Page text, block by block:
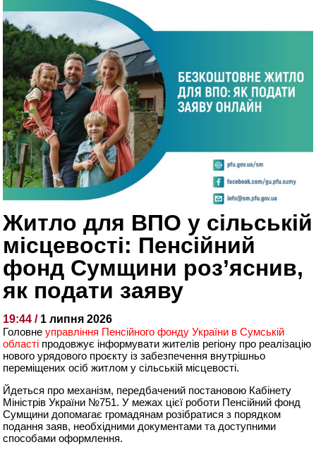
Житло для ВПО у сільській
місцевості: Пенсійний
фонд Сумщини роз’яснив,
як подати заяву
19:44 / 1 липня 2026
Головнеуправління Пенсійного фонду України в Сумській
області продовжує інформувати жителів регіону про реалізацію
нового урядового проєкту із забезпечення внутрішньо
переміщених осіб житлом у сільській місцевості.
Йдеться про механізм, передбачений постановою Кабінету
Міністрів України №751. У межах цієї роботи Пенсійний фонд
Сумщини допомагає громадянам розібратися з порядком
подання заяв, необхідними документами та доступними
способами оформлення.